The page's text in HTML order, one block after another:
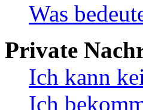
Was
Private
Ich kann
Ich